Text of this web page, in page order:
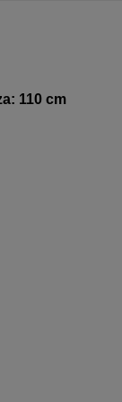
110 cm